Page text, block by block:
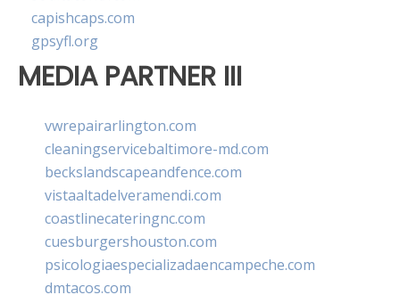
capishcaps.com
gpsyfl.org
MEDIA PARTNER III
vwrepairarlington.com
cleaningservicebaltimore-md.com
beckslandscapeandfence.com
vistaaltadelveramendi.com
coastlinecateringnc.com
cuesburgershouston.com
psicologiaespecializadaencampeche.com
dmtacos.com